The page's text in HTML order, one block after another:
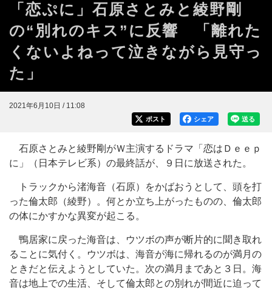
「恋ぷに」石原さとみと綾野剛
の“別れのキス”に反響 「離れた
くないよねって泣きながら見守っ
た」
2021年6月10日 / 11:08
送る
シェア
ポスト
石原さとみと綾野剛がＷ主演するドラマ「恋はＤｅｅｐ
に」（日本テレビ系）の最終話が、９日に放送された。
トラックから渚海音（石原）をかばおうとして、頭を打
った倫太郎（綾野）。何とか立ち上がったものの、倫太郎
の体にかすかな異変が起こる。
鴨居家に戻った海音は、ウツボの声が断片的に聞き取れ
ることに気付く。ウツボは、海音が海に帰れるのが満月の
ときだと伝えようとしていた。次の満月まであと３日。海
音は地上での生活、そして倫太郎との別れが間近に迫って